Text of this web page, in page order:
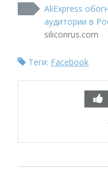
AliExpress
аудитории в
siliconrus.com
Теги: Facebook